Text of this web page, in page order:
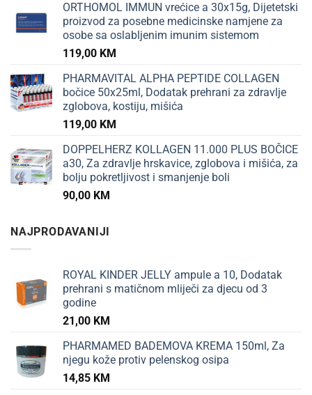
ORTHOMOL IMMUN vrećice a 30x15g, Dijetetski
proizvod za posebne medicinske namjene za
osobe sa oslabljenim imunim sistemom
119,00 KM
PHARMAVITAL ALPHA PEPTIDE COLLAGEN
bočice 50x25ml, Dodatak prehrani za zdravlje
zglobova, kostiju, mišića
119,00 KM
DOPPELHERZ KOLLAGEN 11.000 PLUS BOČICE
a30, Za zdravlje hrskavice, zglobova i mišića, za
bolju pokretljivost i smanjenje boli
90,00 KM
NAJPRODAVANIJI
ROYAL KINDER JELLY ampule a 10, Dodatak
prehrani s matičnom mliječi za djecu od 3
godine
21,00 KM
PHARMAMED BADEMOVA KREMA 150ml, Za
njegu kože protiv pelenskog osipa
14,85 KM